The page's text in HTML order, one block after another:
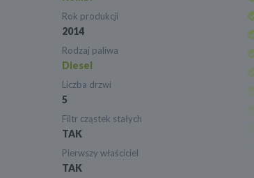
Rok produkcji
2014
Rodzaj paliwa
Diesel
Liczba drzwi
5
Filtr cząstek stałych
TAK
Pierwszy właściciel
TAK